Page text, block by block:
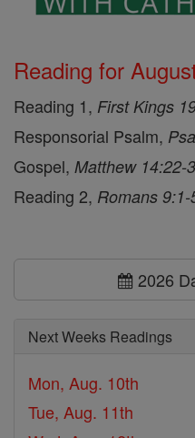
Reading for
Reading 1, First Kings
Responsorial Psalm,
Gospel, Matthew 14:22-
Reading 2, Romans 9:1-
2026
Next Weeks Readings
Mon, Aug. 10th
Tue, Aug. 11th